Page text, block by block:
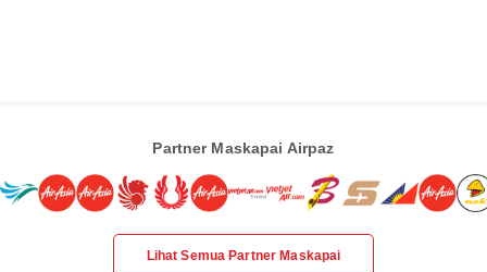
Partner Maskapai Airpaz
Lihat Semua Partner Maskapai